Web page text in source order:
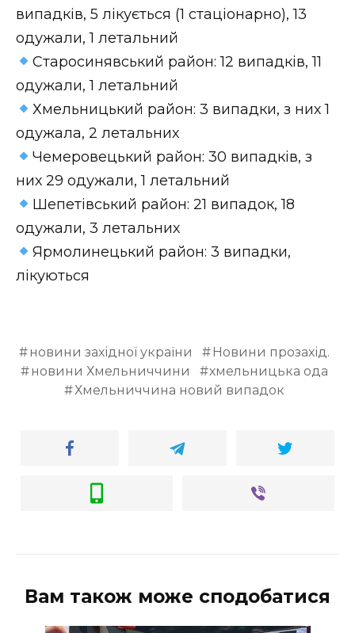
випадків, 5 лікується (1 стаціонарно), 13
одужали, 1 летальний
Старосинявський район: 12 випадків, 11
одужали, 1 летальний
Хмельницький район: 3 випадки, з них 1
одужала, 2 летальних
Чемеровецький район: 30 випадків, з
них 29 одужали, 1 летальний
Шепетівський район: 21 випадок, 18
одужали, 3 летальних
Ярмолинецький район: 3 випадки,
лікуються
новини західної україни
Новини прозахід.
новини Хмельниччини
хмельницька ода
Хмельниччина новий випадок
Вам також може сподобатися